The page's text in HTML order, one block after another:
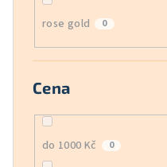
rose gold 0
Cena
do 1000 Kč 0